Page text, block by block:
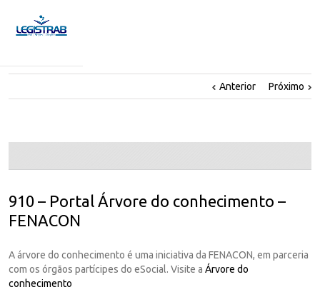
Anterior Próximo
910 – Portal Árvore do conhecimento –
FENACON
A árvore do conhecimento é uma iniciativa da FENACON, em parceria
com os órgãos partícipes do eSocial. Visite a Árvore do
conhecimento